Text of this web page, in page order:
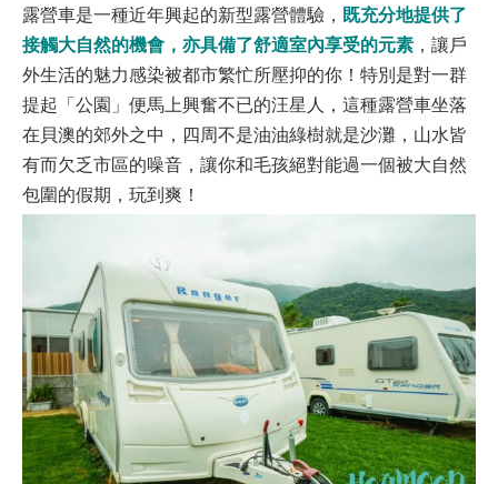
露營車是一種近年興起的新型露營體驗， 既充分地提供了
接觸大自然的機會，亦具備了舒適室內享受的元素 ，讓戶
外生活的魅力感染被都市繁忙所壓抑的你！特別是對一群
提起「公園」便馬上興奮不已的汪星人，這種露營車坐落
在貝澳的郊外之中，四周不是油油綠樹就是沙灘，山水皆
有而欠乏市區的噪音，讓你和毛孩絕對能過一個被大自然
包圍的假期，玩到爽！